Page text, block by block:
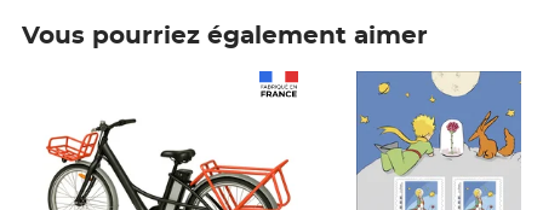
Vous pourriez également aimer
Prix 7,50€